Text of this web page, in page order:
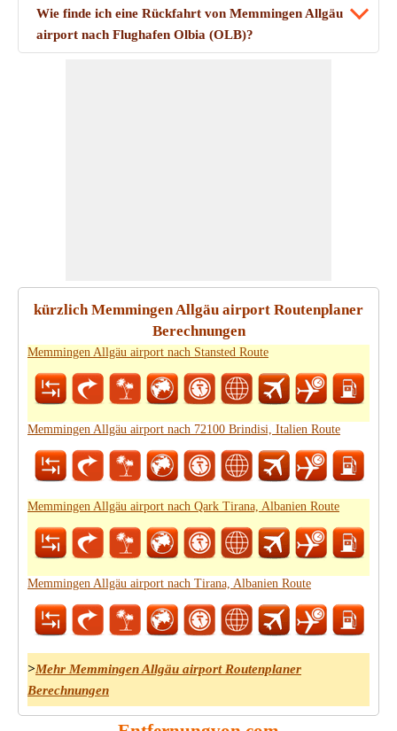
Wie finde ich eine Rückfahrt von Memmingen Allgäu
airport nach Flughafen Olbia (OLB)?
kürzlich Memmingen Allgäu airport Routenplaner
Berechnungen
Memmingen Allgäu airport nach Stansted Route
Memmingen Allgäu airport nach 72100 Brindisi, Italien Route
Memmingen Allgäu airport nach Qark Tirana, Albanien Route
Memmingen Allgäu airport nach Tirana, Albanien Route
>Mehr Memmingen Allgäu airport Routenplaner
Berechnungen